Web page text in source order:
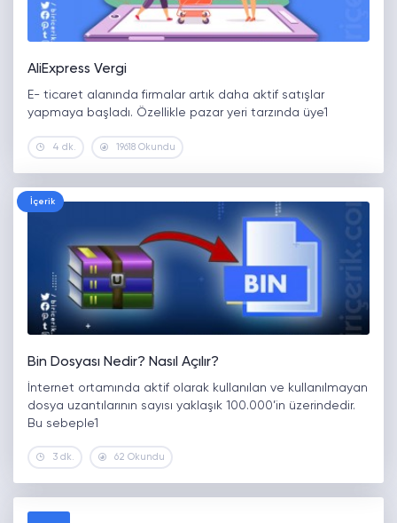
AliExpress Vergi
E- ticaret alanında firmalar artık daha aktif satışlar
yapmaya başladı. Özellikle pazar yeri tarzında üye1
4 dk. 19618 Okundu
İçerik
Bin Dosyası Nedir? Nasıl Açılır?
İnternet ortamında aktif olarak kullanılan ve kullanılmayan
dosya uzantılarının sayısı yaklaşık 100.000’in üzerindedir.
Bu sebeple1
3 dk. 62 Okundu